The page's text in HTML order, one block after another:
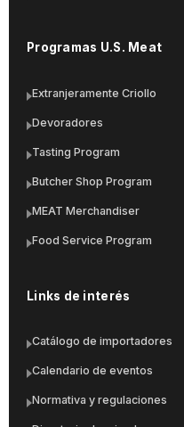
Programas U.S. Meat
Extranjeramente Criollo
Devoradores
Tasting Program
Butcher Shop Program
MEAT Merchandiser
Food Service Program
Links de interés
Catálogo de importadores
Calendario de eventos
Normativa y regulaciones